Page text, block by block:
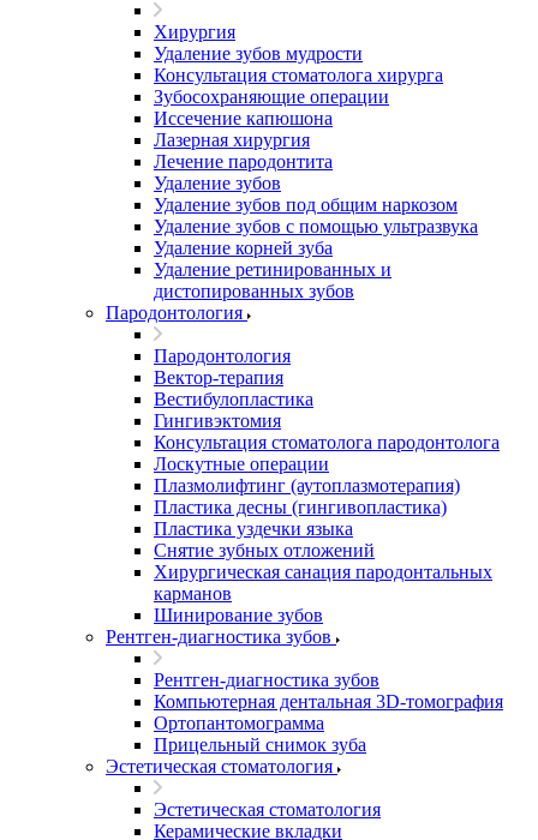
Хирургия
Удаление зубов мудрости
Консультация стоматолога хирурга
Зубосохраняющие операции
Иссечение капюшона
Лазерная хирургия
Лечение пародонтита
Удаление зубов
Удаление зубов под общим наркозом
Удаление зубов с помощью ультразвука
Удаление корней зуба
Удаление ретинированных и
дистопированных зубов
Пародонтология
Пародонтология
Вектор-терапия
Вестибулопластика
Гингивэктомия
Консультация стоматолога пародонтолога
Лоскутные операции
Плазмолифтинг (аутоплазмотерапия)
Пластика десны (гингивопластика)
Пластика уздечки языка
Снятие зубных отложений
Хирургическая санация пародонтальных
карманов
Шинирование зубов
Рентген-диагностика зубов
Рентген-диагностика зубов
Компьютерная дентальная 3D-томография
Ортопантомограмма
Прицельный снимок зуба
Эстетическая стоматология
Эстетическая стоматология
Керамические вкладки